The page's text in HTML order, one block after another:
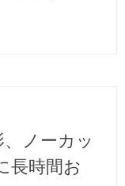
ノーカッ
長時間お